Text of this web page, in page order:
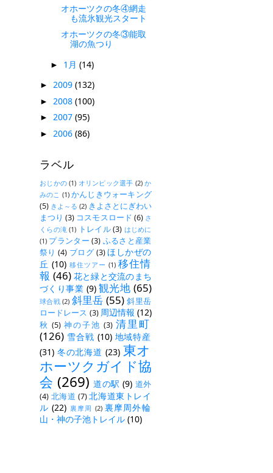
オホーツクの冬④網走
も流氷観光スタート
オホーツクの冬③能取
湖の魚つり
► 1月 (14)
► 2009 (132)
► 2008 (100)
► 2007 (95)
► 2006 (86)
ラベル
おじかの (1) オリンピック選手 (2) か
みのこ (1) かんじきウォーキング
(5) きよ～る (2) きよさとにぎわい
まつり (3) コスモスロード (6) さ
くらの滝 (1) トレイル(3) はじめに
(1) プランター (3) ふるさと産業
祭り (4) ブログ (3) ほしかぜの
丘 (10) 移住ツアー (1) 移住情
報 (46) 花と緑と交流のまち
づくり事業 (9) 観光地 (65)
球合戦 (2) 斜里岳 (55) 斜里岳
ロードレース (3) 周辺情報 (12)
秋 (5) 神の子池 (3) 清里町
(126) 雪合戦 (10) 地域特産
(31) 冬の北海道 (23) 東オ
ホーツクガイド協
会 (269) 道の駅 (9) 道外
(4) 北海道 (7) 北海道東トレイ
ル (22) 裏摩周 (2) 裏摩周外輪
山・神の子池トレイル (10)